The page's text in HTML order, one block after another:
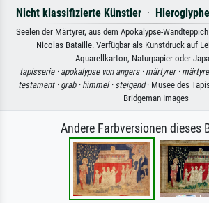
Nicht klassifizierte Künstler·
Seelen der Märtyrer, aus dem Apokalypse-
Nicolas Bataille. Verfügbar als Kunstdruck auf
Aquarellkarton, Naturpapier oder
tapisserie · apokalypse von angers · märtyrer ·
testament · grab · himmel · steigend· Musee des
Bridgeman Images
Andere Farbversionen dieses